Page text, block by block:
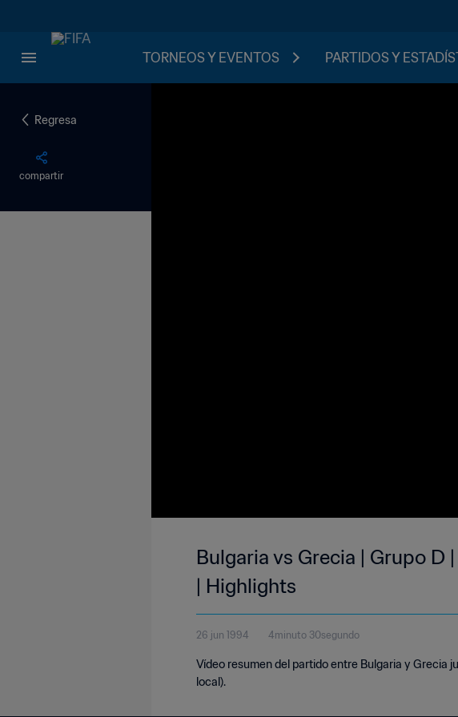
TORNEOS Y EVENTOS PARTIDOS Y
Regresa
compartir
Bulgaria vs Grecia | Grupo D
| Highlights
26 jun 1994 4minuto 30segundo
Vídeo resumen del partido entre Bulgaria y Grecia
local).